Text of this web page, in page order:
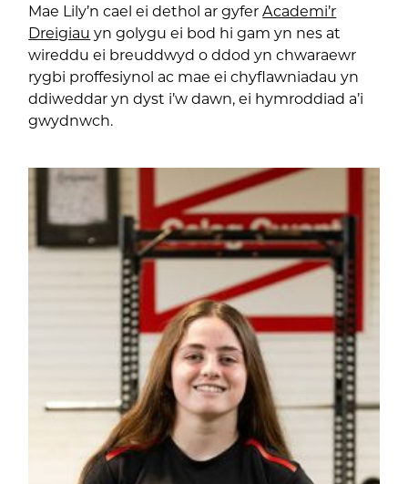
Mae Lily’n cael ei dethol ar gyferAcademi’r
Dreigiau yn golygu ei bod hi gam yn nes at
wireddu ei breuddwyd o ddod yn chwaraewr
rygbi proffesiynol ac mae ei chyflawniadau yn
ddiweddar yn dyst i’w dawn, ei hymroddiad a’i
gwydnwch.